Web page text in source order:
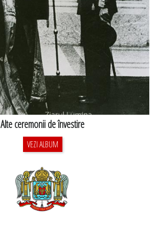
Alte ceremonii de învestire
VEZI ALBUM